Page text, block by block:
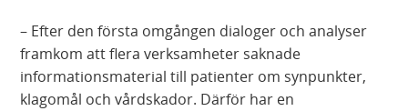
– Efter den första omgången dialoger och analyser
framkom att flera verksamheter saknade
informationsmaterial till patienter om synpunkter,
klagomål och vårdskador. Därför har en